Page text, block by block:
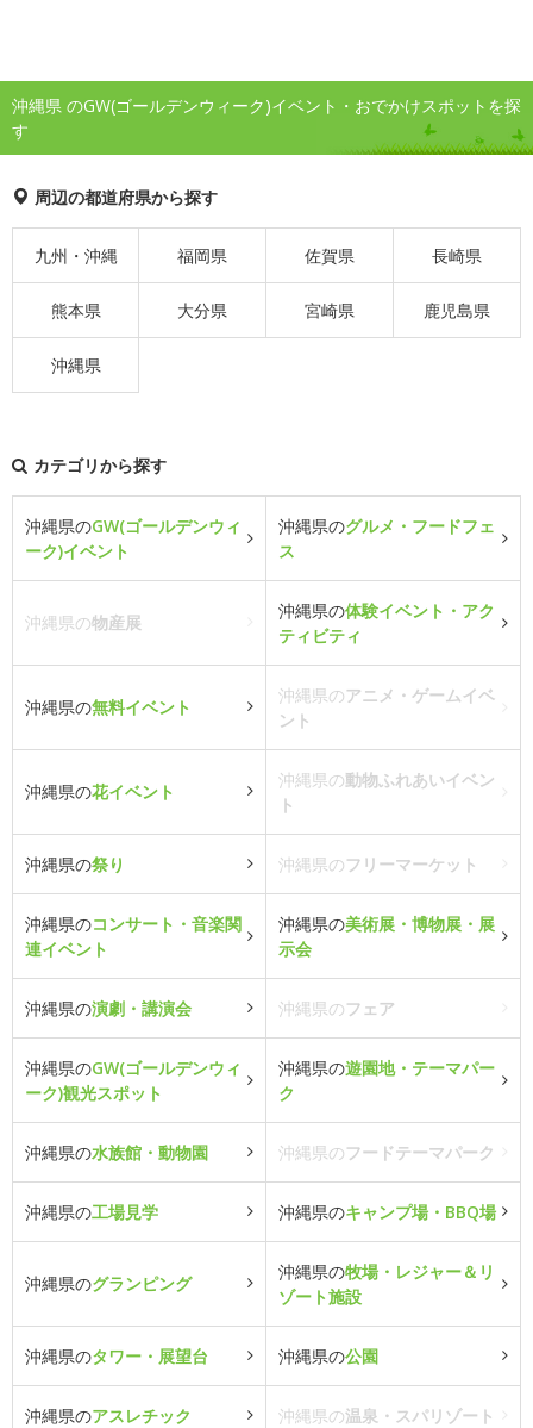
沖縄県 のGW(ゴールデンウィーク)イベント・おでかけスポットを探
す
周辺の都道府県から探す
九州・沖縄 福岡県 佐賀県 長崎県
熊本県 大分県 宮崎県 鹿児島県
沖縄県
カテゴリから探す
沖縄県のGW(ゴールデンウィ
ーク)イベント
沖縄県のグルメ・フードフェ
ス
沖縄県の物産展
沖縄県の体験イベント・アク
ティビティ
沖縄県の無料イベント
沖縄県のアニメ・ゲームイベ
ント
沖縄県の花イベント
沖縄県の動物ふれあいイベン
ト
沖縄県の祭り 沖縄県のフリーマーケット
沖縄県のコンサート・音楽関
連イベント
沖縄県の美術展・博物展・展
示会
沖縄県の演劇・講演会 沖縄県のフェア
沖縄県のGW(ゴールデンウィ
ーク)観光スポット
沖縄県の遊園地・テーマパー
ク
沖縄県の水族館・動物園 沖縄県のフードテーマパーク
沖縄県の工場見学 沖縄県のキャンプ場・BBQ場
沖縄県のグランピング
沖縄県の牧場・レジャー＆リ
ゾート施設
沖縄県のタワー・展望台 沖縄県の公園
沖縄県のアスレチック 沖縄県の温泉・スパリゾート